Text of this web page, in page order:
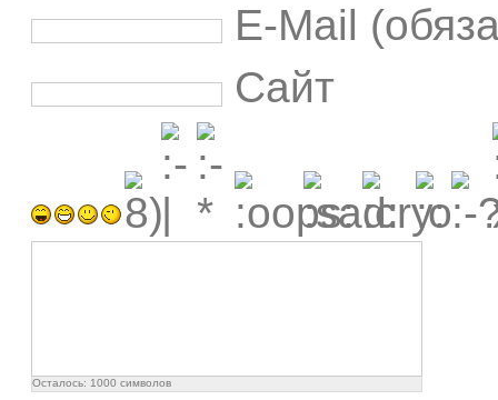
E-Mail
Сайт
Осталось: 1000 символов